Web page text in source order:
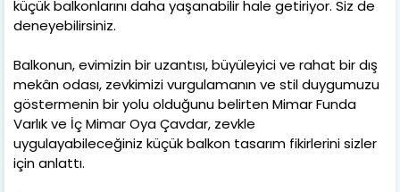
küçük balkonlarını daha yaşanabilir hale getiriyor. Siz de
deneyebilirsiniz.
Balkonun, evimizin bir uzantısı, büyüleyici ve rahat bir dış
mekân odası, zevkimizi vurgulamanın ve stil duygumuzu
göstermenin bir yolu olduğunu belirten Mimar Funda
Varlık ve İç Mimar Oya Çavdar, zevkle
uygulayabileceğiniz küçük balkon tasarım fikirlerini sizler
için anlattı.